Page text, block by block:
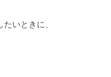
いときに、